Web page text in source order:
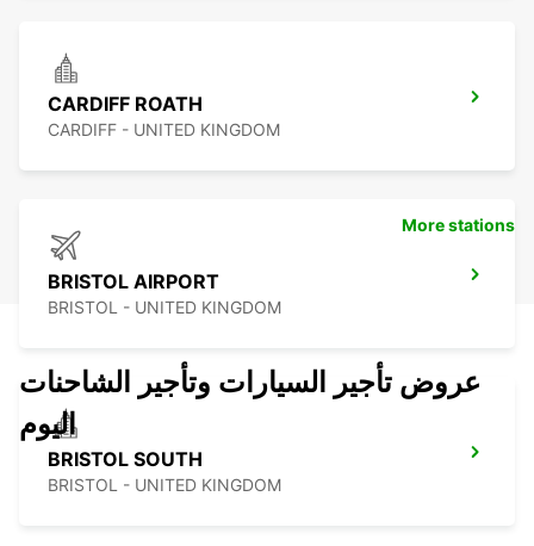
CARDIFF ROATH
CARDIFF - UNITED KINGDOM
BRISTOL AIRPORT
BRISTOL - UNITED KINGDOM
BRISTOL SOUTH
BRISTOL - UNITED KINGDOM
More stations
عروض تأجير السيارات وتأجير الشاحنات
اليوم